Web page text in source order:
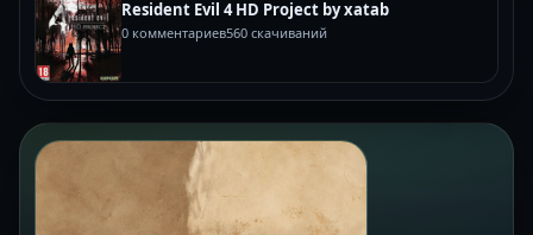
Resident Evil 4 HD Project by xatab
0 комментариев560 скачиваний